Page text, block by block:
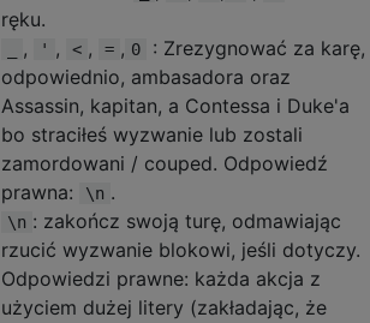
ręku.
, ' , < , = , 0
: Zrezygnować za karę,
odpowiednio, ambasadora oraz
Assassin, kapitan, a Contessa i Duke'a
bo straciłeś wyzwanie lub zostali
zamordowani / couped. Odpowiedź
prawna:
\n .
\n : zakończ swoją turę, odmawiając
rzucić wyzwanie blokowi, jeśli dotyczy.
Odpowiedzi prawne: każda akcja z
użyciem dużej litery (zakładając, że